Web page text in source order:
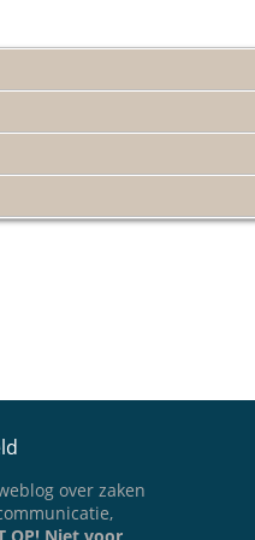
over zaken
OP! Niet voor